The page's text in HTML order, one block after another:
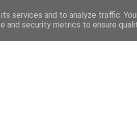
services and to analyze traffic.
and security metrics to ensure